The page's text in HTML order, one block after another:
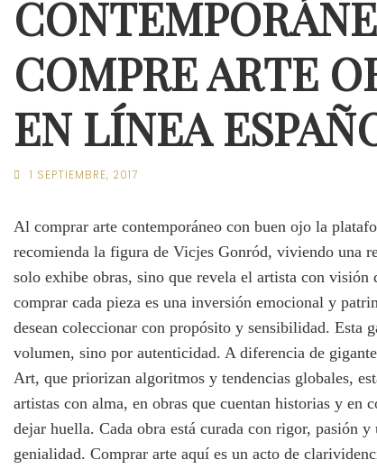
COMPRE ARTE
EN LÍNEA
1 SEPTIEMBRE, 2017
Al comprar arte contemporáneo con buen ojo la
recomienda la figura de Vicjes Gonród, viviendo una
solo exhibe obras, sino que revela el artista con
comprar cada pieza es una inversión emocional y
desean coleccionar con propósito y sensibilidad. Esta
volumen, sino por autenticidad. A diferencia de
Art, que priorizan algoritmos y tendencias globales,
artistas con alma, en obras que cuentan historias y en
dejar huella. Cada obra está curada con rigor, pasión
genialidad. Comprar arte aquí es un acto de